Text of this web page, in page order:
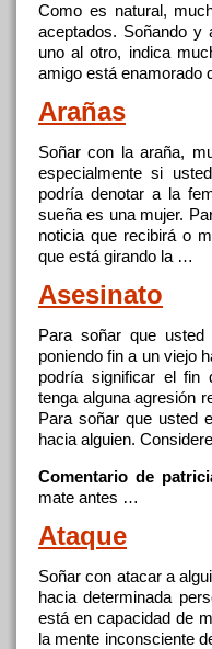
Como es natural,
aceptados. Soñando
uno al otro, indica
amigo está enamorado
Arañas
Soñar con la araña,
especialmente si
podría denotar a la
sueña es una mujer.
noticia que recibirá o
que está girando la …
Asesinato
Para soñarque usted
poniendo fin a un viejo
podría significar el fin
tenga alguna agresión
Parasoñar que usted
hacia alguien.
Comentario de
mate antes …
Ataque
Soñar con atacar a
hacia determinada
está en capacidad de
la mente inconsciente